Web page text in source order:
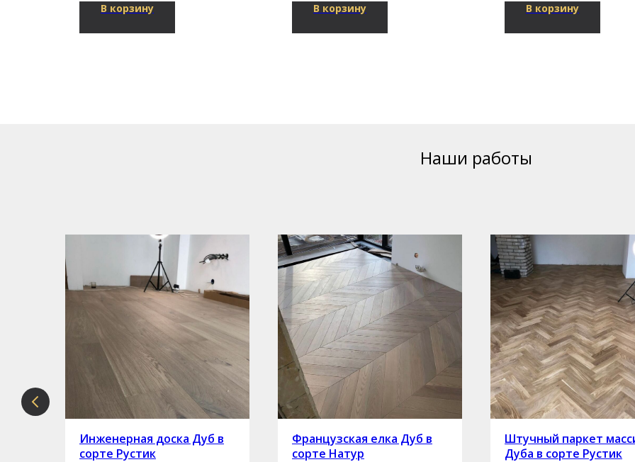
В корзину В корзину В корзину
Наши работы
Инженерная доска Дуб в
сорте Рустик
Французская елка Дуб в
сорте Натур
Штучный паркет
Дуба в сорте Рустик